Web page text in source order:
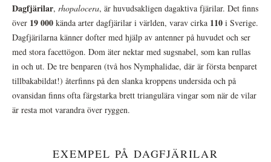
Dagfjärilar, rhopalocera, är huvudsakligen dagaktiva fjärilar. Det finns
över 19 000 kända arter dagfjärilar i världen, varav cirka 110 i Sverige.
Dagfjärilarna känner dofter med hjälp av antenner på huvudet och ser
med stora facettögon. Dom äter nektar med sugsnabel, som kan rullas
in och ut. De tre benparen (två hos Nymphalidae, där är första benparet
tillbakabildat!) återfinns på den slanka kroppens undersida och på
ovansidan finns ofta färgstarka brett triangulära vingar som när de vilar
är resta mot varandra över ryggen.
EXEMPEL PÅ DAGFJÄRILAR